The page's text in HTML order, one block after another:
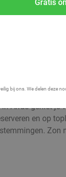
Gratis
bij ons. We delen deze
Arras geniet
en op
Zon